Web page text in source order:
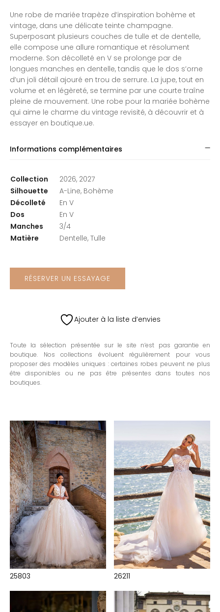
Une robe de mariée trapèze d’inspiration bohème et
vintage, dans une délicate teinte champagne.
Superposant plusieurs couches de tulle et de dentelle,
elle compose une allure romantique et résolument
moderne. Son décolleté en V se prolonge par de
longues manches en dentelle, tandis que le dos s’orne
d’un joli détail ajouré en trou de serrure. La jupe, tout en
volume et en légèreté, se termine par une courte traîne
pleine de mouvement. Une robe pour la mariée bohème
qui aime le charme du vintage revisité, à découvrir et à
essayer en boutique.ue.
Informations complémentaires
Collection
2026, 2027
Silhouette
A-Line, Bohème
Décolleté
En V
Dos
En V
Manches
3/4
Matière
Dentelle, Tulle
RÉSERVER UN ESSAYAGE
Ajouter à la liste d’envies
Toute la sélection présentée sur le site n’est pas garantie en
boutique. Nos collections évoluent régulièrement pour vous
proposer des modèles uniques : certaines robes peuvent ne plus
être disponibles ou ne pas être présentes dans toutes nos
boutiques.
25803 26211